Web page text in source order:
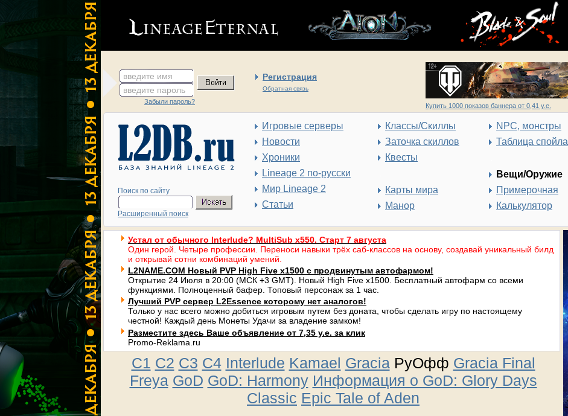
введите имя Регистрация
Обратная связь
введите пароль
Забыли пароль?
Купить 1000 показов баннера от 0,41 у.е.
Поиск по сайту
Расширенный поиск
Игровые серверы
Новости
Хроники
Lineage 2 по-русски
Мир Lineage 2
Статьи
Классы/Скиллы
Заточка скиллов
Квесты
Карты мира
Манор
NPC, монстры
Таблица спойла
Вещи/Оружие
Примерочная
Калькулятор
Устал от обычного Interlude? MultiSub x550. Старт 7 августа
Один герой. Четыре профессии. Переноси навыки трёх саб-классов на основу, создавай уникальный билд
и открывай сотни комбинаций умений.
L2NAME.COM Новый PVP High Five x1500 с продвинутым автофармом!
Открытие 24 Июля в 20:00 (МСК +3 GMT). Новый High Five x1500. Бесплатный автофарм со всеми
функциями. Полноценный бафер. Топовый персонаж за 1 час.
Лучший PVP сервер L2Essence которому нет аналогов!
Только у нас всего можно добиться игровым путем без доната, чтобы сделать игру по настоящему
честной! Каждый день Монеты Удачи за владение замком!
Разместите здесь Ваше объявление от 7,35 у.е. за клик
Promo-Reklama.ru
C1 C2 C3 C4 Interlude Kamael GraciaРуОфф Gracia Final
Freya GoD GoD: Harmony Информация о GoD: Glory Days
Classic Epic Tale of Aden